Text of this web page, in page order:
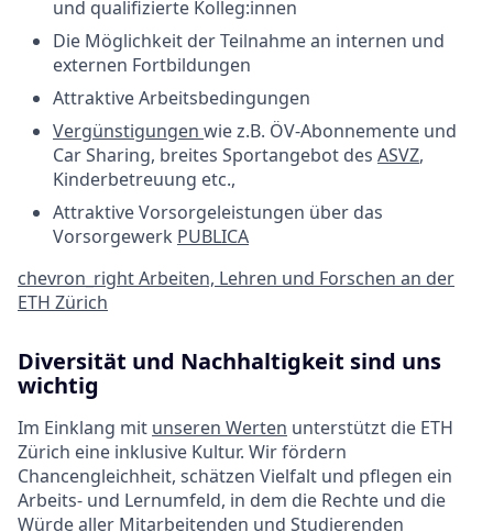
und qualifizierte Kolleg:innen
Die Möglichkeit der Teilnahme an internen und
externen Fortbildungen
Attraktive Arbeitsbedingungen
Vergünstigungen wie z.B. ÖV-Abonnemente und
Car Sharing, breites Sportangebot des ASVZ,
Kinderbetreuung etc.,
Attraktive Vorsorgeleistungen über das
Vorsorgewerk PUBLICA
chevron_rightArbeiten, Lehren und Forschen an der
ETH Zürich
Diversität und Nachhaltigkeit sind uns
wichtig
Im Einklang mit unseren Werten unterstützt die ETH
Zürich eine inklusive Kultur. Wir fördern
Chancengleichheit, schätzen Vielfalt und pflegen ein
Arbeits- und Lernumfeld, in dem die Rechte und die
Würde aller Mitarbeitenden und Studierenden